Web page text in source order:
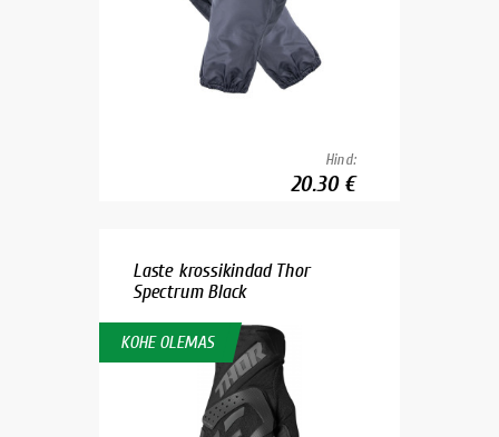
Hind:
20.30 €
Laste krossikindad Thor
Spectrum Black
KOHE OLEMAS